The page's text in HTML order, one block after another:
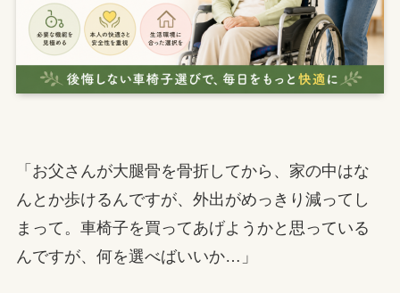
「お父さんが大腿骨を骨折してから、家の中はな
んとか歩けるんですが、外出がめっきり減ってし
まって。車椅子を買ってあげようかと思っている
んですが、何を選べばいいか…」